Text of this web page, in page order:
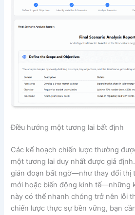
Điều hướng một tương lai bất định
Các kế hoạch chiến lược thường
một tương lai duy nhất được giả
gián đoạn bất ngờ—như thay đổi thị
mới hoặc biến động kinh tế—những
này có thể nhanh chóng trở nên lỗi
chiến lược thực sự bền vững, bạn